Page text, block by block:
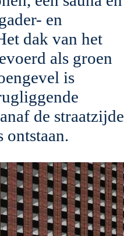
en
dak van het
als groen
is
de straatzijde
ontstaan.